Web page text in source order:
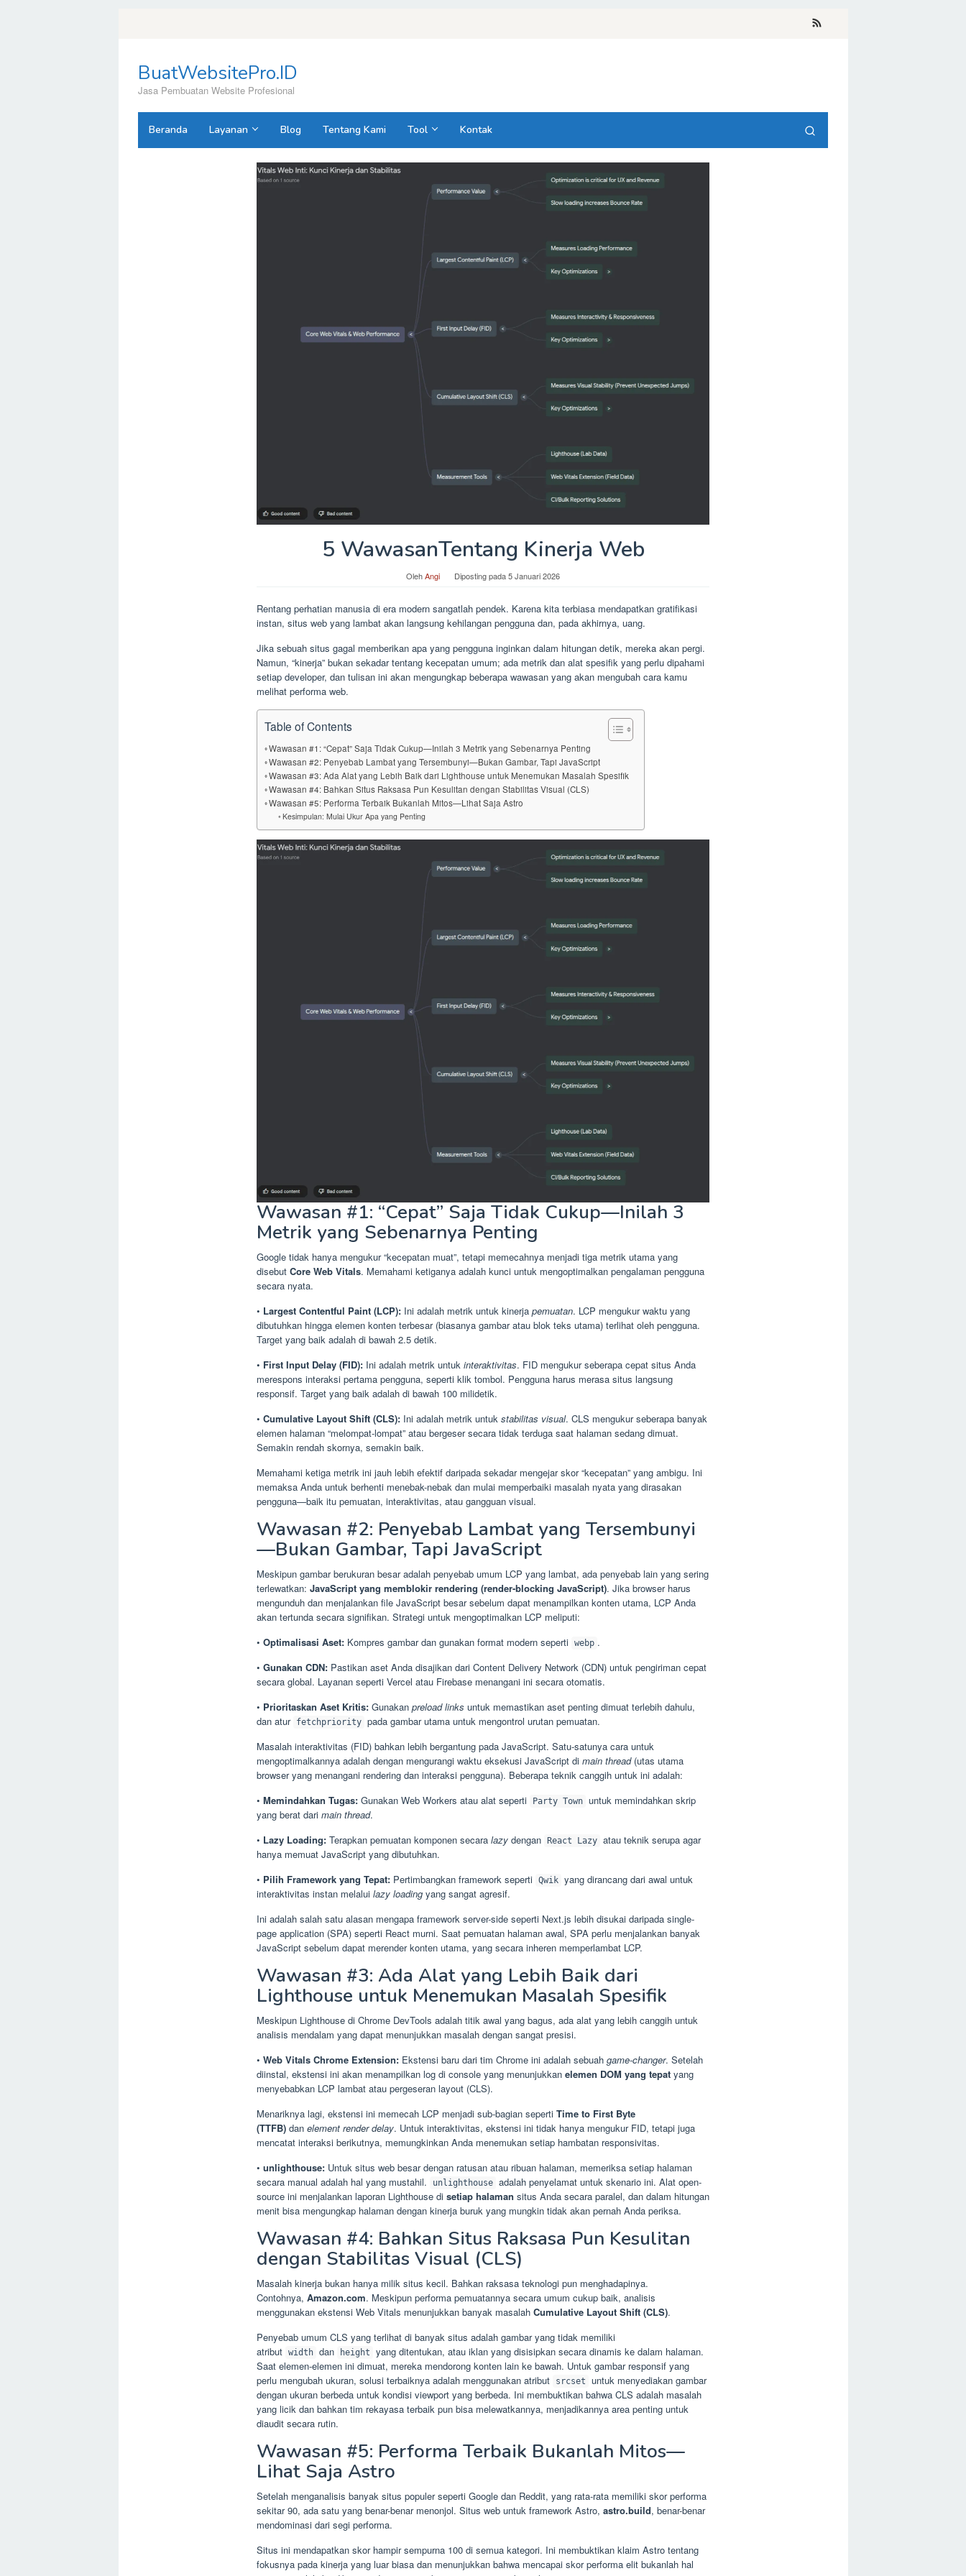
BuatWebsitePro.ID
Jasa Pembuatan Website Profesional
Beranda Layanan Blog Tentang Kami Tool Kontak
5 WawasanTentang Kinerja Web
OlehAngi Diposting pada5 Januari 2026
Rentang perhatian manusia di era modern sangatlah pendek. Karena kita terbiasa mendapatkan gratifikasi
instan, situs web yang lambat akan langsung kehilangan pengguna dan, pada akhirnya, uang.
Jika sebuah situs gagal memberikan apa yang pengguna inginkan dalam hitungan detik, mereka akan pergi.
Namun, “kinerja” bukan sekadar tentang kecepatan umum; ada metrik dan alat spesifik yang perlu dipahami
setiap developer, dan tulisan ini akan mengungkap beberapa wawasan yang akan mengubah cara kamu
melihat performa web.
Table of Contents
Wawasan #1: “Cepat” Saja Tidak Cukup—Inilah 3 Metrik yang Sebenarnya Penting
Wawasan #2: Penyebab Lambat yang Tersembunyi—Bukan Gambar, Tapi JavaScript
Wawasan #3: Ada Alat yang Lebih Baik dari Lighthouse untuk Menemukan Masalah Spesifik
Wawasan #4: Bahkan Situs Raksasa Pun Kesulitan dengan Stabilitas Visual (CLS)
Wawasan #5: Performa Terbaik Bukanlah Mitos—Lihat Saja Astro
Kesimpulan: Mulai Ukur Apa yang Penting
Wawasan #1: “Cepat” Saja Tidak Cukup—Inilah 3
Metrik yang Sebenarnya Penting
Google tidak hanya mengukur “kecepatan muat”, tetapi memecahnya menjadi tiga metrik utama yang
disebut Core Web Vitals. Memahami ketiganya adalah kunci untuk mengoptimalkan pengalaman pengguna
secara nyata.
• Largest Contentful Paint (LCP): Ini adalah metrik untuk kinerja pemuatan. LCP mengukur waktu yang
dibutuhkan hingga elemen konten terbesar (biasanya gambar atau blok teks utama) terlihat oleh pengguna.
Target yang baik adalah di bawah 2.5 detik.
• First Input Delay (FID): Ini adalah metrik untuk interaktivitas. FID mengukur seberapa cepat situs Anda
merespons interaksi pertama pengguna, seperti klik tombol. Pengguna harus merasa situs langsung
responsif. Target yang baik adalah di bawah 100 milidetik.
• Cumulative Layout Shift (CLS): Ini adalah metrik untuk stabilitas visual. CLS mengukur seberapa banyak
elemen halaman “melompat-lompat” atau bergeser secara tidak terduga saat halaman sedang dimuat.
Semakin rendah skornya, semakin baik.
Memahami ketiga metrik ini jauh lebih efektif daripada sekadar mengejar skor “kecepatan” yang ambigu. Ini
memaksa Anda untuk berhenti menebak-nebak dan mulai memperbaiki masalah nyata yang dirasakan
pengguna—baik itu pemuatan, interaktivitas, atau gangguan visual.
Wawasan #2: Penyebab Lambat yang Tersembunyi
—Bukan Gambar, Tapi JavaScript
Meskipun gambar berukuran besar adalah penyebab umum LCP yang lambat, ada penyebab lain yang sering
terlewatkan: JavaScript yang memblokir rendering (render-blocking JavaScript). Jika browser harus
mengunduh dan menjalankan file JavaScript besar sebelum dapat menampilkan konten utama, LCP Anda
akan tertunda secara signifikan. Strategi untuk mengoptimalkan LCP meliputi:
• Optimalisasi Aset: Kompres gambar dan gunakan format modern seperti webp .
• Gunakan CDN: Pastikan aset Anda disajikan dari Content Delivery Network (CDN) untuk pengiriman cepat
secara global. Layanan seperti Vercel atau Firebase menangani ini secara otomatis.
• Prioritaskan Aset Kritis: Gunakan preload links untuk memastikan aset penting dimuat terlebih dahulu,
dan atur fetchpriority pada gambar utama untuk mengontrol urutan pemuatan.
Masalah interaktivitas (FID) bahkan lebih bergantung pada JavaScript. Satu-satunya cara untuk
mengoptimalkannya adalah dengan mengurangi waktu eksekusi JavaScript di main thread(utas utama
browser yang menangani rendering dan interaksi pengguna). Beberapa teknik canggih untuk ini adalah:
• Memindahkan Tugas: Gunakan Web Workers atau alat seperti Party Town untuk memindahkan skrip
yang berat dari main thread.
• Lazy Loading: Terapkan pemuatan komponen secara lazy dengan React Lazy atau teknik serupa agar
hanya memuat JavaScript yang dibutuhkan.
• Pilih Framework yang Tepat: Pertimbangkan framework seperti Qwik yang dirancang dari awal untuk
interaktivitas instan melalui lazy loading yang sangat agresif.
Ini adalah salah satu alasan mengapa framework server-side seperti Next.js lebih disukai daripada single-
page application (SPA) seperti React murni. Saat pemuatan halaman awal, SPA perlu menjalankan banyak
JavaScript sebelum dapat merender konten utama, yang secara inheren memperlambat LCP.
Wawasan #3: Ada Alat yang Lebih Baik dari
Lighthouse untuk Menemukan Masalah Spesifik
Meskipun Lighthouse di Chrome DevTools adalah titik awal yang bagus, ada alat yang lebih canggih untuk
analisis mendalam yang dapat menunjukkan masalah dengan sangat presisi.
• Web Vitals Chrome Extension: Ekstensi baru dari tim Chrome ini adalah sebuah game-changer. Setelah
diinstal, ekstensi ini akan menampilkan log di console yang menunjukkan elemen DOM yang tepat yang
menyebabkan LCP lambat atau pergeseran layout (CLS).
Menariknya lagi, ekstensi ini memecah LCP menjadi sub-bagian seperti Time to First Byte
(TTFB) dan element render delay. Untuk interaktivitas, ekstensi ini tidak hanya mengukur FID, tetapi juga
mencatat interaksi berikutnya, memungkinkan Anda menemukan setiap hambatan responsivitas.
• unlighthouse: Untuk situs web besar dengan ratusan atau ribuan halaman, memeriksa setiap halaman
secara manual adalah hal yang mustahil.
unlighthouse adalah penyelamat untuk skenario ini. Alat open-
source ini menjalankan laporan Lighthouse di setiap halaman situs Anda secara paralel, dan dalam hitungan
menit bisa mengungkap halaman dengan kinerja buruk yang mungkin tidak akan pernah Anda periksa.
Wawasan #4: Bahkan Situs Raksasa Pun Kesulitan
dengan Stabilitas Visual (CLS)
Masalah kinerja bukan hanya milik situs kecil. Bahkan raksasa teknologi pun menghadapinya.
Contohnya, Amazon.com. Meskipun performa pemuatannya secara umum cukup baik, analisis
menggunakan ekstensi Web Vitals menunjukkan banyak masalah Cumulative Layout Shift (CLS).
Penyebab umum CLS yang terlihat di banyak situs adalah gambar yang tidak memiliki
atribut width dan height
yang ditentukan, atau iklan yang disisipkan secara dinamis ke dalam halaman.
Saat elemen-elemen ini dimuat, mereka mendorong konten lain ke bawah. Untuk gambar responsif yang
perlu mengubah ukuran, solusi terbaiknya adalah menggunakan atribut
srcset
untuk menyediakan gambar
dengan ukuran berbeda untuk kondisi viewport yang berbeda. Ini membuktikan bahwa CLS adalah masalah
yang licik dan bahkan tim rekayasa terbaik pun bisa melewatkannya, menjadikannya area penting untuk
diaudit secara rutin.
Wawasan #5: Performa Terbaik Bukanlah Mitos—
Lihat Saja Astro
Setelah menganalisis banyak situs populer seperti Google dan Reddit, yang rata-rata memiliki skor performa
sekitar 90, ada satu yang benar-benar menonjol. Situs web untuk framework Astro, astro.build, benar-benar
mendominasi dari segi performa.
Situs ini mendapatkan skor hampir sempurna 100 di semua kategori. Ini membuktikan klaim Astro tentang
fokusnya pada kinerja yang luar biasa dan menunjukkan bahwa mencapai skor performa elit bukanlah hal